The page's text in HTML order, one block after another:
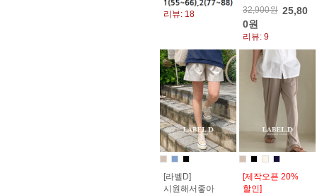
리뷰: 18
32,900원 25,80
0원
리뷰: 9
[라벨D]
시원해서좋아
[제작오픈 20%
할인]